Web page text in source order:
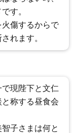
す。
傷するからで
れます。
現陛下と文仁
称する昼食会
子さまは何と